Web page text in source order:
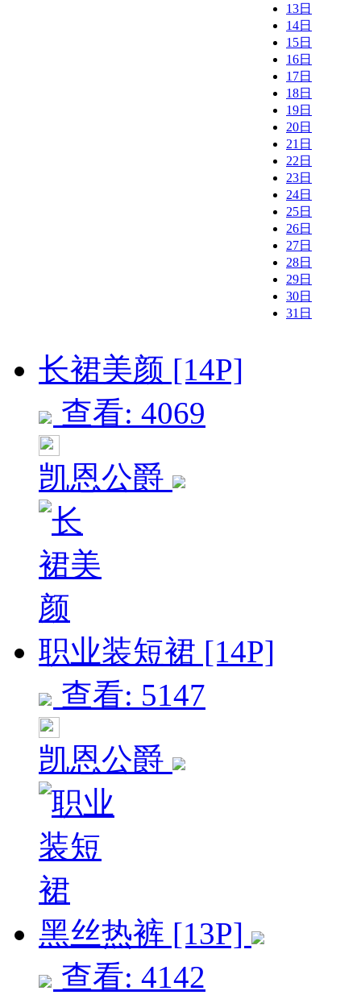
13日
14日
15日
16日
17日
18日
19日
20日
21日
22日
23日
24日
25日
26日
27日
28日
29日
30日
31日
长裙美颜 [14P]
查看: 4069
凯恩公爵
职业装短裙 [14P]
查看: 5147
凯恩公爵
黑丝热裤 [13P]
查看: 4142